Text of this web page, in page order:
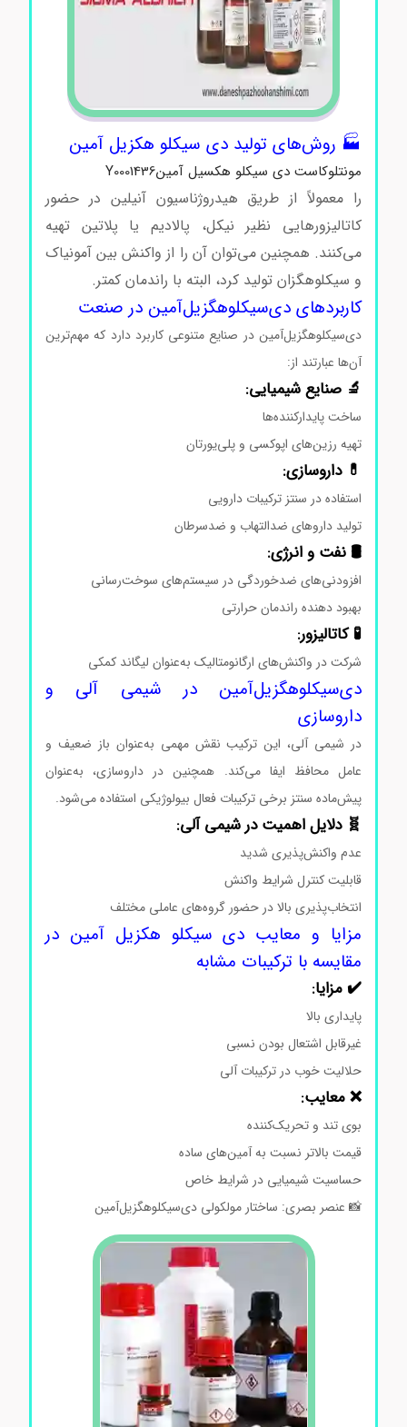
🏭 روش‌های تولید دی سیکلو هکزیل آمین
مونتلوکاست دی سیکلو هکسیل آمینY0001436
را معمولاً از طریق هیدروژناسیون آنیلین در حضور
کاتالیزورهایی نظیر نیکل، پالادیم یا پلاتین تهیه
می‌کنند. همچنین می‌توان آن را از واکنش بین آمونیاک
و سیکلوهگزان تولید کرد، البته با راندمان کمتر.
کاربردهای دی‌سیکلوهگزیل‌آمین در صنعت
دی‌سیکلوهگزیل‌آمین در صنایع متنوعی کاربرد دارد که مهم‌ترین
آن‌ها عبارتند از:
🔬 صنایع شیمیایی:
ساخت پایدارکننده‌ها
تهیه رزین‌های اپوکسی و پلی‌یورتان
💊 داروسازی:
استفاده در سنتز ترکیبات دارویی
تولید داروهای ضدالتهاب و ضدسرطان
🛢 نفت و انرژی:
افزودنی‌های ضدخوردگی در سیستم‌های سوخت‌رسانی
بهبود دهنده راندمان حرارتی
🧪 کاتالیزور:
شرکت در واکنش‌های ارگانومتالیک به‌عنوان لیگاند کمکی
دی‌سیکلوهگزیل‌آمین در شیمی آلی و
داروسازی
در شیمی آلی، این ترکیب نقش مهمی به‌عنوان باز ضعیف و
عامل محافظ ایفا می‌کند. همچنین در داروسازی، به‌عنوان
پیش‌ماده سنتز برخی ترکیبات فعال بیولوژیکی استفاده می‌شود.
🧬 دلایل اهمیت در شیمی آلی:
عدم واکنش‌پذیری شدید
قابلیت کنترل شرایط واکنش
انتخاب‌پذیری بالا در حضور گروه‌های عاملی مختلف
مزایا و معایب دی سیکلو هکزیل آمین در
مقایسه با ترکیبات مشابه
✔️ مزایا:
پایداری بالا
غیرقابل اشتعال بودن نسبی
حلالیت خوب در ترکیبات آلی
❌ معایب:
بوی تند و تحریک‌کننده
قیمت بالاتر نسبت به آمین‌های ساده
حساسیت شیمیایی در شرایط خاص
📸 عنصر بصری: ساختار مولکولی دی‌سیکلوهگزیل‌آمین